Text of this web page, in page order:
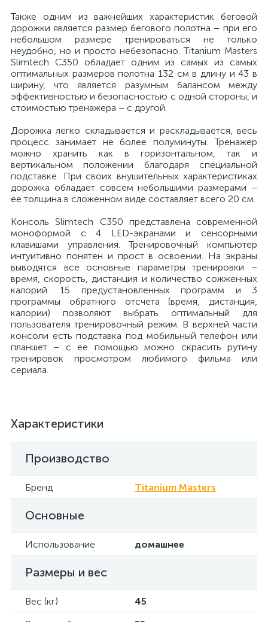
Также одним из важнейших характеристик беговой
дорожки является размер бегового полотна – при его
небольшом размере тренироваться не только
неудобно, но и просто небезопасно. Titanium Masters
Slimtech C350 обладает одним из самых из самых
оптимальных размеров полотна 132 см в длину и 43 в
ширину, что является разумным балансом между
эффективностью и безопасностью с одной стороны, и
стоимостью тренажера – с другой.
Дорожка легко складывается и раскладывается, весь
процесс занимает не более полуминуты. Тренажер
можно хранить как в горизонтальном, так и
вертикальном положении благодаря специальной
подставке. При своих внушительных характеристиках
дорожка обладает совсем небольшими размерами –
ее толщина в сложенном виде составляет всего 20 см.
Консоль Slimtech C350 представлена современной
моноформой с 4 LED-экранами и сенсорными
клавишами управления. Тренировочный компьютер
интуитивно понятен и прост в освоении. На экраны
выводятся все основные параметры тренировки –
время, скорость, дистанция и количество сожженных
калорий. 15 предустановленных программ и 3
программы обратного отсчета (время, дистанция,
калории) позволяют выбрать оптимальный для
пользователя тренировочный режим. В верхней части
консоли есть подставка под мобильный телефон или
планшет – с ее помощью можно скрасить рутину
тренировок просмотром любимого фильма или
сериала.
Характеристики
Производство
Бренд Titanium Masters
Основные
Использование домашнее
Размеры и вес
Вес (кг)
45